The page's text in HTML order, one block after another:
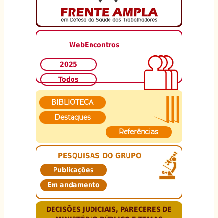
WebEncontros
2025
Todos
BIBLIOTECA
Destaques
Referências
PESQUISAS DO GRUPO
Publicações
Em andamento
DECISÕES JUDICIAIS, PARECERES DE